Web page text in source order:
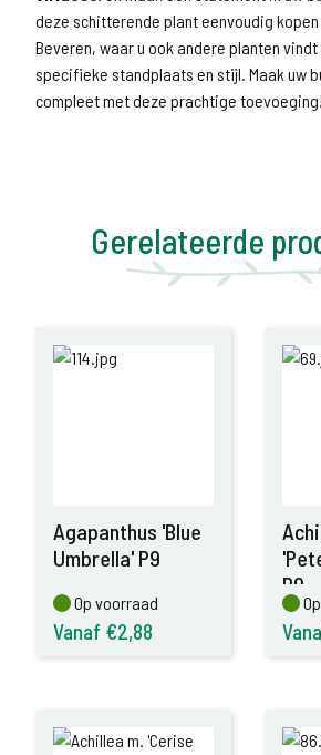
deze schitterende plant eenvoudig kopen
Beveren, waar u ook andere planten
specifieke standplaats en stijl. Maak uw
compleet met deze prachtige toevoeging!
Gerelateerde
Agapanthus 'Blue
Umbrella' P9
Op voorraad
Op voorraad
Vanaf €2,88
P9